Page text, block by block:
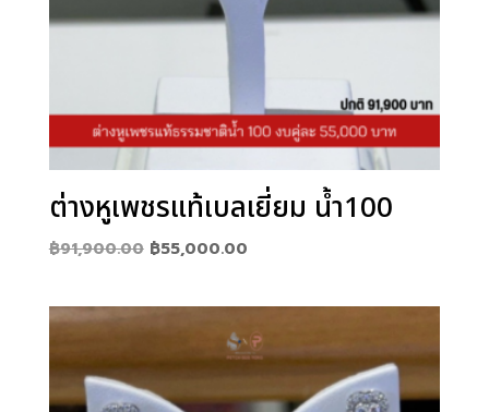
ต่างหูเพชรแท้เบลเยี่ยม น้ำ100
฿91,900.00 Original
฿91,900.00.
฿55,000.00Current